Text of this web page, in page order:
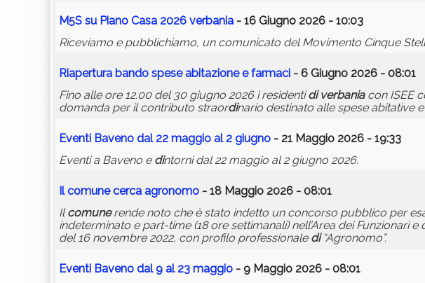
M5S su Piano Casa 2026 verbania - 16 Giugno 2026 - 10:03
Riceviamo e pubblichiamo, un comunicato del Movimento Cinque
Riapertura bando spese abitazione e farmaci - 6 Giugno 2026 - 08:01
Fino alle ore 12.00 del 30 giugno 2026 i residentidi verbaniacon ISEE
domanda per il contributo straordinario destinato alle spese abitative
Eventi Baveno dal 22 maggio al 2 giugno - 21 Maggio 2026 - 19:33
Eventi a Baveno e dintorni dal 22 maggio al 2 giugno 2026.
Ilcomunecerca agronomo - 18 Maggio 2026 - 08:01
Ilcomunerende noto che è stato indetto un concorso pubblico per
indeterminato e part-time (18 ore settimanali) nell’Area dei Funzionari
del 16 novembre 2022, con profilo professionale di“Agronomo”.
Eventi Baveno dal 9 al 23 maggio - 9 Maggio 2026 - 08:01